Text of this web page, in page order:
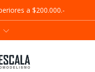
a $200.000.-